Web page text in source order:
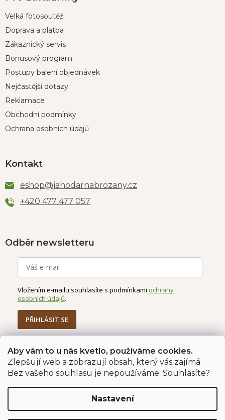
Aby vám to u nás kvetlo, používáme cookies.
Zlepšují web a zobrazují obsah, který vás zajímá.
Bez vašeho souhlasu je nepoužíváme. Souhlasíte?
Nastavení
Velká fotosoutěž
Doprava a platba
Zákaznický servis
Bonusový program
Postupy balení objednávek
Nejčastější dotazy
Reklamace
Obchodní podmínky
Ochrana osobních údajů
Kontakt
eshop@jahodarnabrozany.cz
+420 477 477 057
Odběr newsletteru
Vložením e-mailu souhlasíte s podmínkami ochrany
osobních údajů.
PŘIHLÁSIT SE
Jahodárna Brozany Obchodní podmínky
Podmínky ochrany údajů
Vytvořil Shoptet Premium